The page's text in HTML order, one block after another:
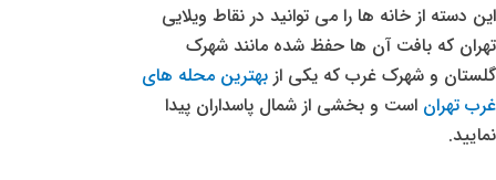
این دسته از خانه ها را می توانید در نقاط ویلایی
تهران که بافت آن ها حفظ شده مانند شهرک
گلستان و شهرک غرب که یکی از بهترین محله های
غرب تهران است و بخشی از شمال پاسداران پیدا
نمایید.